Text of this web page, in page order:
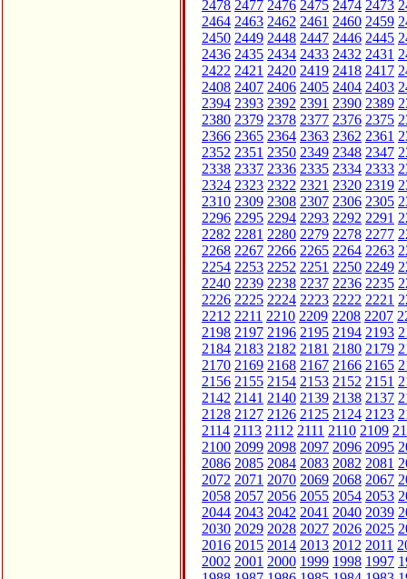
2478 2477 2476 2475 2474 2473
2464 2463 2462 2461 2460 2459
2450 2449 2448 2447 2446 2445
2436 2435 2434 2433 2432 2431
2422 2421 2420 2419 2418 2417
2408 2407 2406 2405 2404 2403
2394 2393 2392 2391 2390 2389
2380 2379 2378 2377 2376 2375
2366 2365 2364 2363 2362 2361
2352 2351 2350 2349 2348 2347
2338 2337 2336 2335 2334 2333
2324 2323 2322 2321 2320 2319
2310 2309 2308 2307 2306 2305
2296 2295 2294 2293 2292 2291
2282 2281 2280 2279 2278 2277
2268 2267 2266 2265 2264 2263
2254 2253 2252 2251 2250 2249
2240 2239 2238 2237 2236 2235
2226 2225 2224 2223 2222 2221
2212 2211 2210 2209 2208 2207
2198 2197 2196 2195 2194 2193
2184 2183 2182 2181 2180 2179
2170 2169 2168 2167 2166 2165
2156 2155 2154 2153 2152 2151
2142 2141 2140 2139 2138 2137
2128 2127 2126 2125 2124 2123
2114 2113 2112 2111 2110 2109
2100 2099 2098 2097 2096 2095
2086 2085 2084 2083 2082 2081
2072 2071 2070 2069 2068 2067
2058 2057 2056 2055 2054 2053
2044 2043 2042 2041 2040 2039
2030 2029 2028 2027 2026 2025
2016 2015 2014 2013 2012 2011
2002 2001 2000 1999 1998 1997